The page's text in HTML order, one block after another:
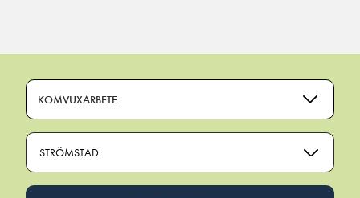
KOMVUXARBETE
STRÖMSTAD